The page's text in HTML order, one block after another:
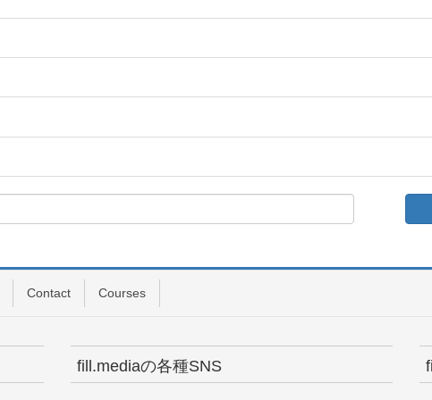
Contact Courses
fill.mediaの各種SNS